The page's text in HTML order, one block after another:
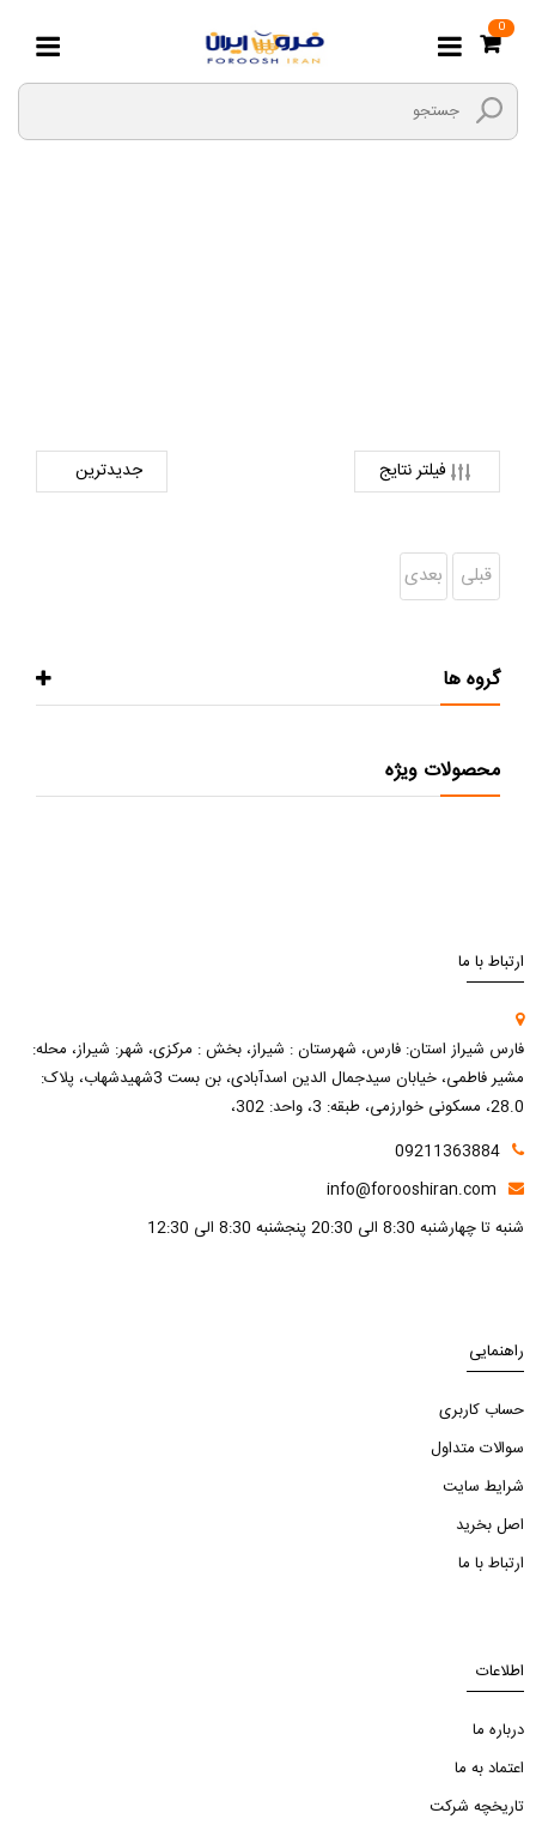
0
فیلتر نتایج
قبلی بعدی
گروه ها
محصولات ویژه
ارتباط با ما
فارس شیراز استان: فارس، شهرستان : شیراز، بخش : مرکزی، شهر: شیراز، محله:
مشیر فاطمی، خیابان سیدجمال الدین اسدآبادی، بن بست 3شهیدشهاب، پلاک:
28.0، مسکونی خوارزمی، طبقه: 3، واحد: 302،
09211363884
info@forooshiran.com
شنبه تا چهارشنبه 8:30 الی 20:30 پنجشنبه 8:30 الی 12:30
راهنمایی
حساب کاربری
سوالات متداول
شرایط سایت
اصل بخرید
ارتباط با ما
اطلاعات
درباره ما
اعتماد به ما
تاریخچه شرکت